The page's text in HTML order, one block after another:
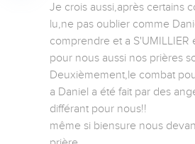
Je crois aussi,après certains
lu,ne pas oublier comme
comprendre et a S'UMILLIER
pour nous aussi nos prières
Deuxièmement,le combat
a Daniel a été fait par des
différant pour nous!!
même si biensure nous